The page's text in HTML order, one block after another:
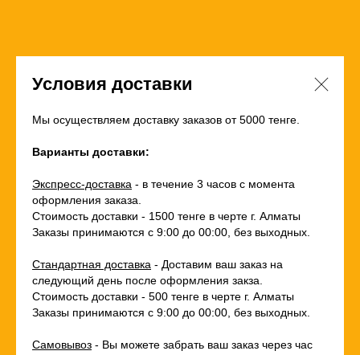
Условия доставки
Мы осуществляем доставку заказов от 5000 тенге.
Варианты доставки:
Экспресс-доставка - в течение 3 часов с момента
оформления заказа.
Стоимость доставки - 1500 тенге в черте г. Алматы
Заказы принимаются с 9:00 до 00:00, без выходных.
Стандартная доставка - Доставим ваш заказ на
следующий день после оформления закза.
Стоимость доставки - 500 тенге в черте г. Алматы
Заказы принимаются с 9:00 до 00:00, без выходных.
Самовывоз - Вы можете забрать ваш заказ через час